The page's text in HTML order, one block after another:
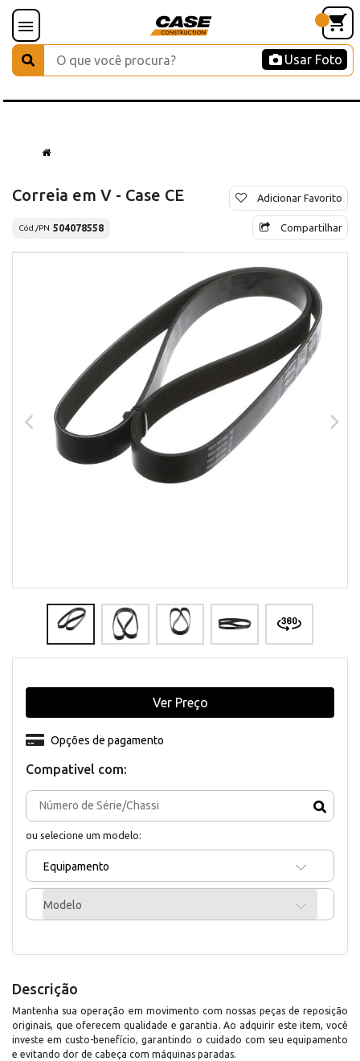
Usar Foto
Correia em V - Case CE
Cód./PN 504078558
Adicionar Favorito
Compartilhar
Compativel com:
ou selecione um modelo:
Equipamento
Modelo
Opções de pagamento
Ver Preço
Descrição
Mantenha sua operação em movimento com nossas peças de reposição
originais, que oferecem qualidade e garantia. Ao adquirir este item, você
investe em custo-benefício, garantindo o cuidado com seu equipamento
e evitando dor de cabeça com máquinas paradas.